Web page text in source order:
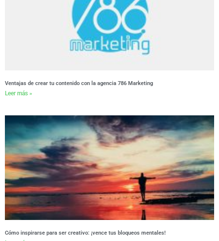
Ventajas de crear tu contenido con la agencia 786 Marketing
Leer más »
Cómo inspirarse para ser creativo: ¡vence tus bloqueos mentales!